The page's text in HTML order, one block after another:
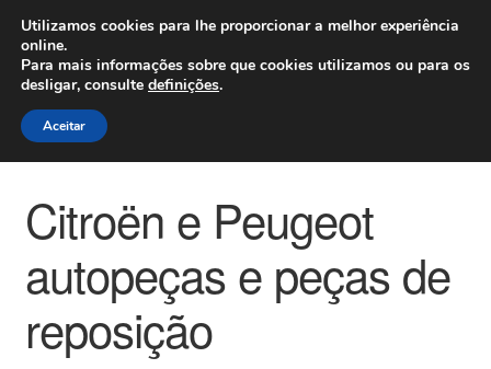
ENVIO a partir de 7 EUR
Seg-Sex, das 9h às 16h800 500 967
Ir
para
a
Saltar
para
o
Carrinho
Confira
Contato
Citroën e Peugeot
autopeças e peças de
reposição
Utilizamos cookies para lhe proporcionar a melhor experiência
online.
Para mais informações sobre que cookies utilizamos ou para os
desligar, consulte definições.
Aceitar